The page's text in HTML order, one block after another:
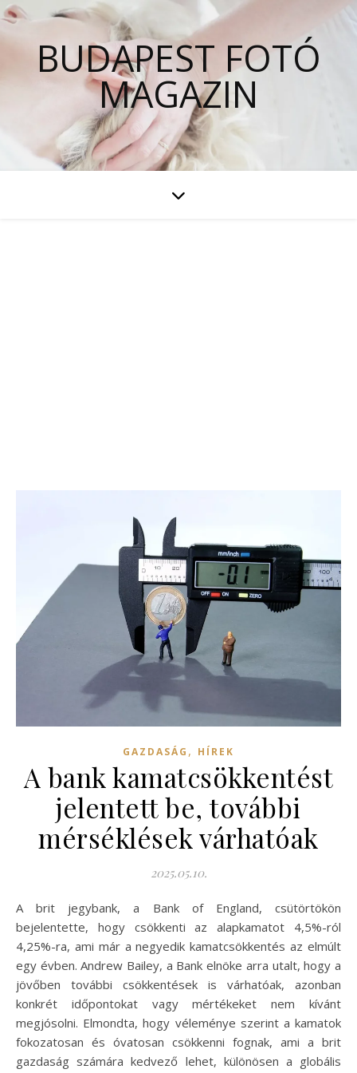
BUDAPEST FOTÓ
MAGAZIN
GAZDASÁG , HÍREK
A bank kamatcsökkentést
jelentett be, további
mérséklések várhatóak
2025.05.10.
A brit jegybank, a Bank of England, csütörtökön
bejelentette, hogy csökkenti az alapkamatot 4,5%-ról
4,25%-ra, ami már a negyedik kamatcsökkentés az elmúlt
egy évben. Andrew Bailey, a Bank elnöke arra utalt, hogy a
jövőben további csökkentések is várhatóak, azonban
konkrét időpontokat vagy mértékeket nem kívánt
megjósolni. Elmondta, hogy véleménye szerint a kamatok
fokozatosan és óvatosan csökkenni fognak, ami a brit
gazdaság számára kedvező lehet, különösen a globális